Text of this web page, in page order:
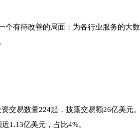
个有待改善的局面：为各行业服务的大
交易数量224起，披露交易额26亿美元
1.13亿美元，占比4%。